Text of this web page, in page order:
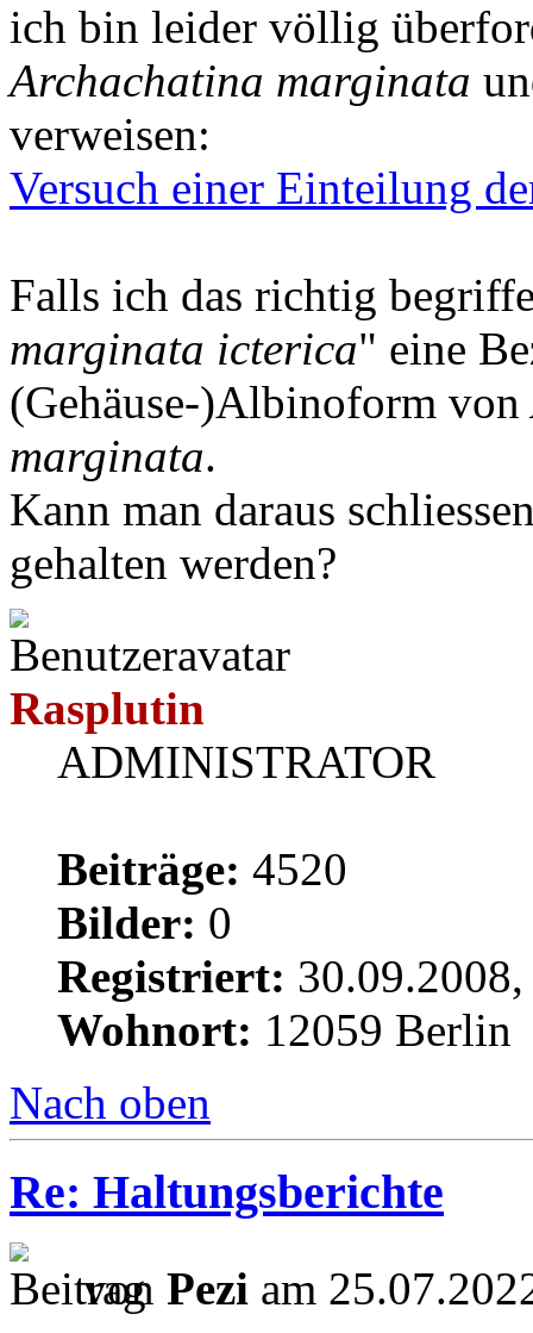
ich bin leider völlig
Archachatina marginata
verweisen:
Versuch einer Einteilung
Falls ich das richtig
marginata icterica" eine
(Gehäuse-)Albinoform von
marginata.
Kann man daraus
gehalten werden?
Rasplutin
ADMINISTRATOR
Beiträge: 4520
Bilder: 0
Registriert:
Wohnort: 12059 Berlin
Nach oben
Re: Haltungsberichte
von Pezi am